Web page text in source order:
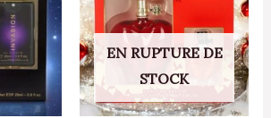
EN RUPTURE DE
STOCK